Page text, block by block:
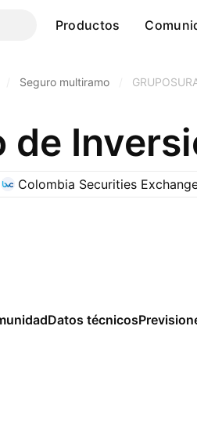
Productos
Seguro multiramo
de
Colombia Securities
Datos técnicos